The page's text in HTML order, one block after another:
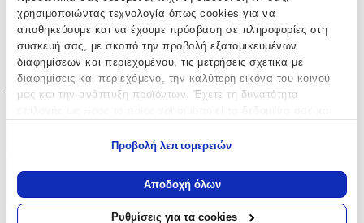
χρησιμοποιώντας τεχνολογία όπως cookies για να
αποθηκεύουμε και να έχουμε πρόσβαση σε πληροφορίες στη
συσκευή σας, με σκοπό την προβολή εξατομικευμένων
διαφημίσεων και περιεχομένου, τις μετρήσεις σχετικά με
διαφημίσεις και περιεχόμενο, την καλύτερη εικόνα του κοινού
μας και την ανάπτυξη προϊόντων. Έχετε τη δυνατότητα
Να συλλέξουμε πληροφορίες σχετικά με τη γεωγραφική
σας τοποθεσία, οι οποίες μπορεί να είναι ακριβείς σε
απόσταση μερικών μέτρων
Προβολή λεπτομερειών
Αποδοχή όλων
Ρυθμίσεις για τα cookies
Kate Ellis
Εκδότης
Piatkus Books
Έτος Έκδοσης:
2017
Διαστάσεις: